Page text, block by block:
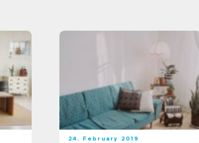
24. February 2019